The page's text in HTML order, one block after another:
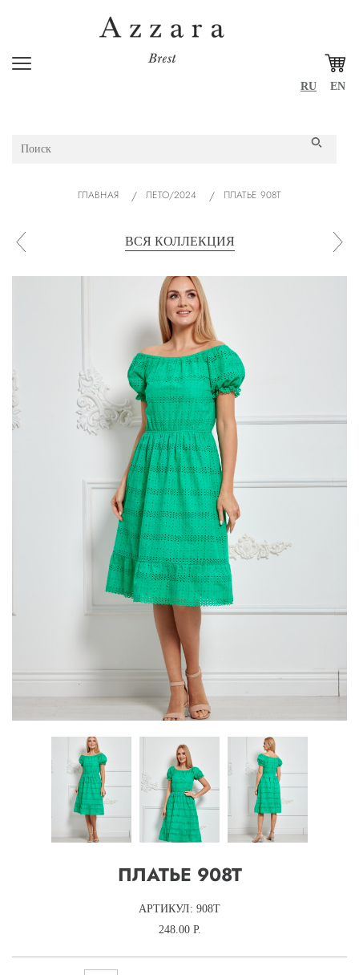
RU EN
ГЛАВНАЯ ЛЕТО/2024 ПЛАТЬЕ 908Т
ВСЯ КОЛЛЕКЦИЯ
ПЛАТЬЕ 908Т
АРТИКУЛ: 908Т
248.00 Р.